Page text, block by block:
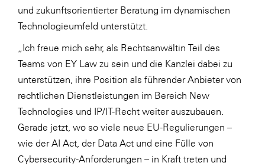
SeneCura
SERVICE&MORE
SKINUANCE®
Sony DADC
SPIEGLTEC
STIHL Tirol
und zukunftsorientierter Beratung im dynamischen
Technologieumfeld unterstützt.
„Ich freue mich sehr, als Rechtsanwältin Teil des
Teams von EY Law zu sein und die Kanzlei dabei zu
unterstützen, ihre Position als führender Anbieter von
rechtlichen Dienstleistungen im Bereich New
Technologies und IP/IT-Recht weiter auszubauen.
Gerade jetzt, wo so viele neue EU-Regulierungen –
wie der AI Act, der Data Act und eine Fülle von
Cybersecurity-Anforderungen – in Kraft treten und